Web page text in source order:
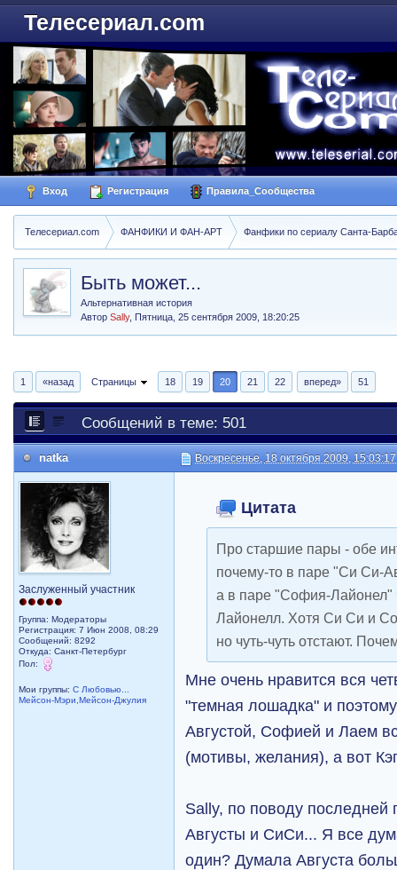
Телесериал.com
Вход Регистрация Правила_Сообщества
Телесериал.com ФАНФИКИ И ФАН-АРТ Фанфики по сериалу Санта-
Быть может...
Альтернативная история
АвторSally,Пятница, 25 сентября 2009, 18:20:25
1 «назад Страницы 18 19 20 21 22 вперед» 51
Сообщений в теме: 501
natka Воскресенье, 18 октября 2009, 15:03:17
Заслуженный участник
Группа: Модераторы
Регистрация: 7 Июн 2008, 08:29
Сообщений: 8292
Откуда: Санкт-Петербург
Пол:
Мои группы:С Любовью...
Мейсон-Мэри,Мейсон-Джулия
Цитата
Про старшие пары - обе
почему-то в паре "Си Си-
а в паре "София-Лайонел"
Лайонелл. Хотя Си Си и
но чуть-чуть отстают.
Мне очень нравится вся
"темная лошадка" и
Августой, Софией и Лаем
(мотивы, желания), а вот
Sally, по поводу
Августы и СиСи... Я все
один? Думала Августа